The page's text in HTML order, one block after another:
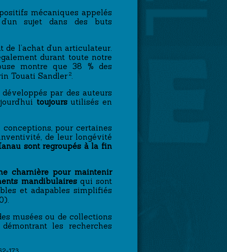
mécaniques appelés
sujet dans des buts
l’achat d’un articulateur.
durant toute notre
montre que 38 % des
Touati Sandler2.
par des auteurs
toujoursutilisés en
pour certaines
de leur longévité
sont regroupés à la fin
charnière pour maintenir
mandibulairesqui sont
et adapables simplifiés
musées ou de collections
les recherches